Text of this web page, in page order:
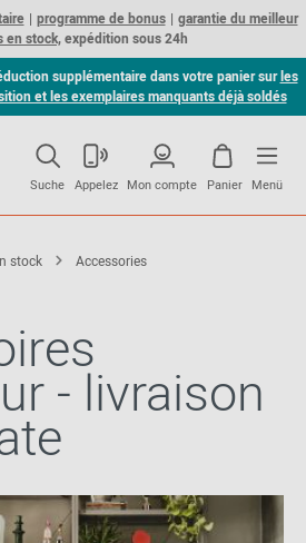
programme de bonus
garantie du meilleur
en stock,expédition sous 24h
supplémentaire dans votre panier surles
et les exemplaires manquants déjà soldés
Suche Appelez Mon compte Panier Menü
stock Accessories
- livraison